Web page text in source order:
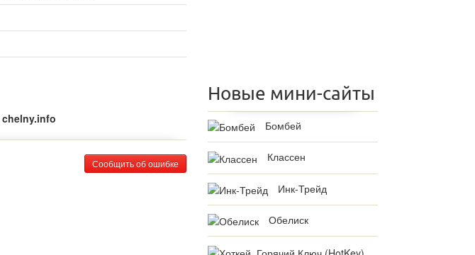
chelny.info
Сообщить об ошибке
Новые мини-сайты
Бомбей
Классен
Инк-Трейд
Обелиск